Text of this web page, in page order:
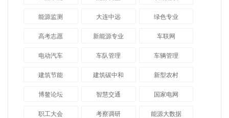
能源监测 大连中远 绿色专业
高考志愿 新能源专业 车联网
电动汽车 车队管理 车辆管理
建筑节能 建筑碳中和 新型农村
博鳌论坛 智慧交通 国家电网
职工大会 考察调研 能源大数据